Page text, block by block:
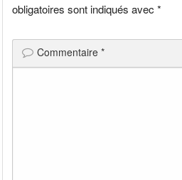
obligatoires sont indiqués avec*
Commentaire*